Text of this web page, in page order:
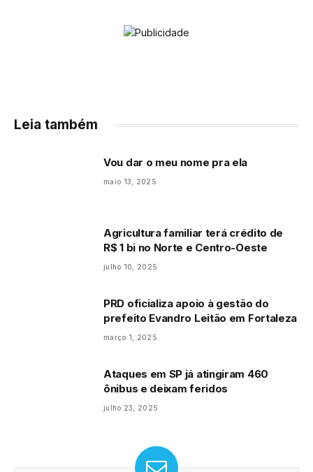
Leia também
Vou dar o meu nome pra ela
maio 13, 2025
Agricultura familiar terá crédito de
R$ 1 bi no Norte e Centro-Oeste
julho 10, 2025
PRD oficializa apoio à gestão do
prefeito Evandro Leitão em Fortaleza
março 1, 2025
Ataques em SP já atingiram 460
ônibus e deixam feridos
julho 23, 2025